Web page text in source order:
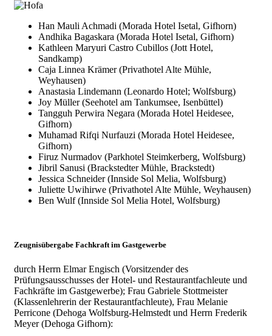
Han Mauli Achmadi (Morada Hotel Isetal, Gifhorn)
Andhika Bagaskara (Morada Hotel Isetal, Gifhorn)
Kathleen Maryuri Castro Cubillos (Jott Hotel,
Sandkamp)
Caja Linnea Krämer (Privathotel Alte Mühle,
Weyhausen)
Anastasia Lindemann (Leonardo Hotel; Wolfsburg)
Joy Müller (Seehotel am Tankumsee, Isenbüttel)
Tangguh Perwira Negara (Morada Hotel Heidesee,
Gifhorn)
Muhamad Rifqi Nurfauzi (Morada Hotel Heidesee,
Gifhorn)
Firuz Nurmadov (Parkhotel Steimkerberg, Wolfsburg)
Jibril Sanusi (Brackstedter Mühle, Brackstedt)
Jessica Schneider (Innside Sol Melia, Wolfsburg)
Juliette Uwihirwe (Privathotel Alte Mühle, Weyhausen)
Ben Wulf (Innside Sol Melia Hotel, Wolfsburg)
Zeugnisübergabe Fachkraft im Gastgewerbe
durch Herrn Elmar Engisch (Vorsitzender des
Prüfungsausschusses der Hotel- und Restaurantfachleute und
Fachkräfte im Gastgewerbe); Frau Gabriele Stottmeister
(Klassenlehrerin der Restaurantfachleute), Frau Melanie
Perricone (Dehoga Wolfsburg-Helmstedt und Herrn Frederik
Meyer (Dehoga Gifhorn):